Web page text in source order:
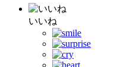
いいね